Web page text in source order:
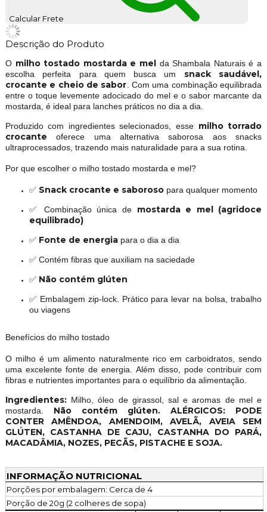
Calcular Frete
Descrição do Produto
O milho tostado mostarda e mel da Shambala Naturais é a
escolha perfeita para quem busca um snack saudável,
crocante e cheio de sabor . Com uma combinação equilibrada
entre o toque levemente adocicado do mel e o sabor marcante da
mostarda, é ideal para lanches práticos no dia a dia.
Produzido com ingredientes selecionados, esse milho torrado
crocante oferece uma alternativa saborosa aos snacks
ultraprocessados, trazendo mais naturalidade para a sua rotina.
Por que escolher o milho tostado mostarda e mel?
✅ Snack crocante e saborosopara qualquer momento
✅ Combinação única de mostarda e mel (agridoce
equilibrado)
✅ Fonte de energiapara o dia a dia
✅ Contém fibras que auxiliam na saciedade
✅ Não contém glúten
✅ Embalagem zip-lock. Prático para levar na bolsa, trabalho
ou viagens
Benefícios do milho tostado
O milho é um alimento naturalmente rico em carboidratos, sendo
uma excelente fonte de energia. Além disso, pode contribuir com
fibras e nutrientes importantes para o equilíbrio da alimentação.
Ingredientes: Milho, óleo de girassol, sal e aromas de mel e
mostarda.
Não contém glúten. ALÉRGICOS: PODE
CONTER AMÊNDOA, AMENDOIM, AVELÃ, AVEIA SEM
GLÚTEN, CASTANHA DE CAJU, CASTANHA DO PARÁ,
MACADÂMIA, NOZES, PECÃS, PISTACHE E SOJA.
INFORMAÇÃO NUTRICIONAL
Porções por embalagem: Cerca de 4
Porção de 20g (2 colheres de sopa)